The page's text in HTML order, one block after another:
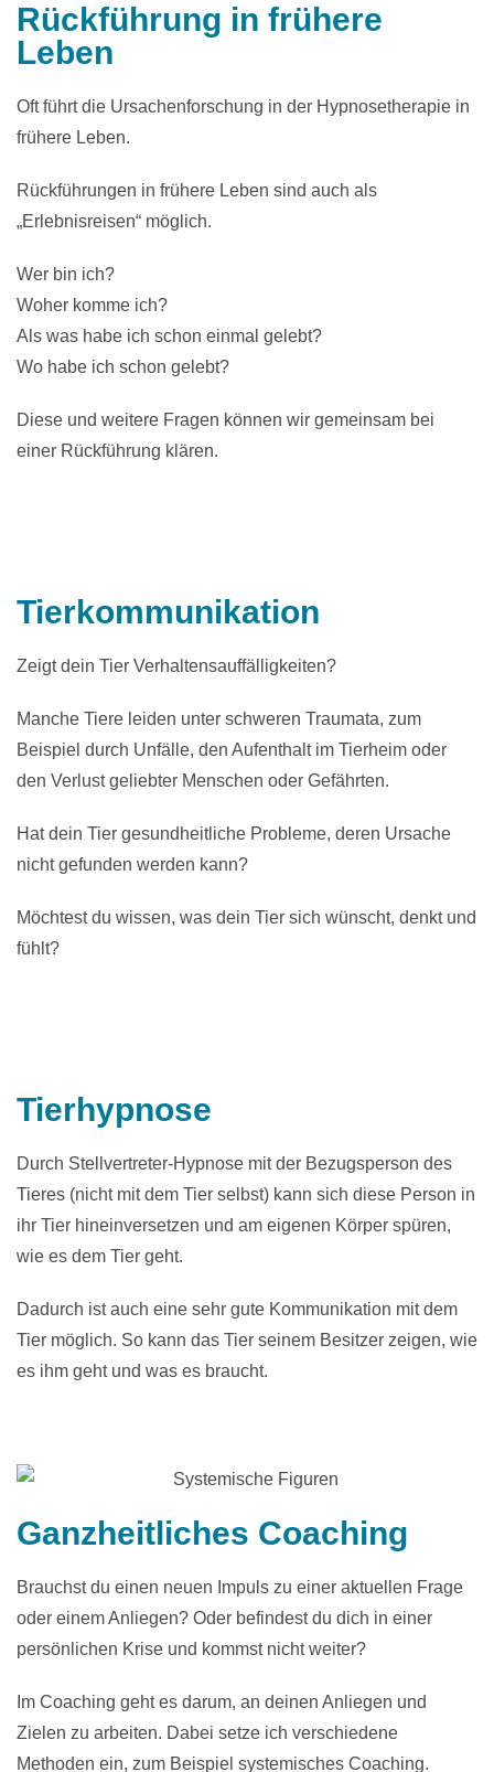
Rückführung in frühere
Leben
Oft führt die Ursachenforschung in der Hypnosetherapie in
frühere Leben.
Rückführungen in frühere Leben sind auch als
„Erlebnisreisen“ möglich.
Wer bin ich?
Woher komme ich?
Als was habe ich schon einmal gelebt?
Wo habe ich schon gelebt?
Diese und weitere Fragen können wir gemeinsam bei
einer Rückführung klären.
Tierkommunikation
Zeigt dein Tier Verhaltensauffälligkeiten?
Manche Tiere leiden unter schweren Traumata, zum
Beispiel durch Unfälle, den Aufenthalt im Tierheim oder
den Verlust geliebter Menschen oder Gefährten.
Hat dein Tier gesundheitliche Probleme, deren Ursache
nicht gefunden werden kann?
Möchtest du wissen, was dein Tier sich wünscht, denkt und
fühlt?
Tierhypnose
Durch Stellvertreter-Hypnose mit der Bezugsperson des
Tieres (nicht mit dem Tier selbst) kann sich diese Person in
ihr Tier hineinversetzen und am eigenen Körper spüren,
wie es dem Tier geht.
Dadurch ist auch eine sehr gute Kommunikation mit dem
Tier möglich. So kann das Tier seinem Besitzer zeigen, wie
es ihm geht und was es braucht.
Ganzheitliches Coaching
Brauchst du einen neuen Impuls zu einer aktuellen Frage
oder einem Anliegen? Oder befindest du dich in einer
persönlichen Krise und kommst nicht weiter?
Im Coaching geht es darum, an deinen Anliegen und
Zielen zu arbeiten. Dabei setze ich verschiedene
Methoden ein, zum Beispiel systemisches Coaching.